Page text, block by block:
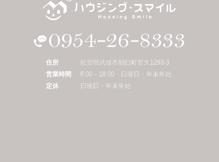
住所
佐賀県武雄市朝日町甘久1293-3
営業時間
8:00～18:00・日曜日・年末年始
定休
日曜日・年末年始